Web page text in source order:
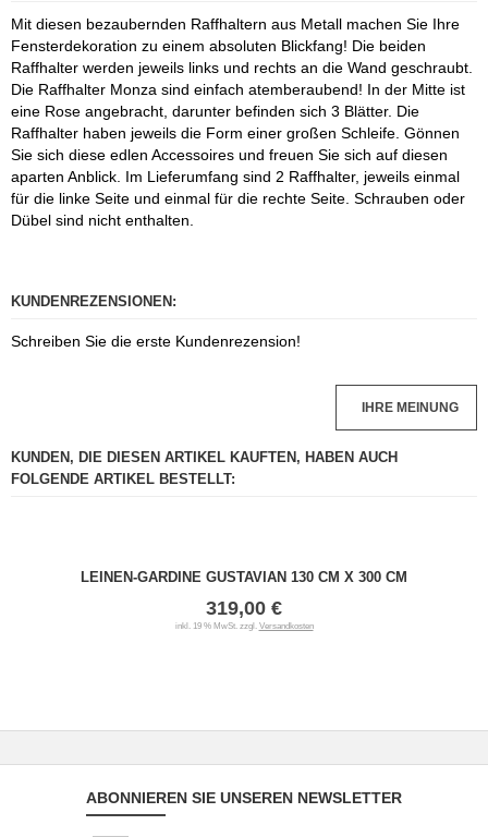
Mit diesen bezaubernden Raffhaltern aus Metall machen Sie Ihre
Fensterdekoration zu einem absoluten Blickfang! Die beiden
Raffhalter werden jeweils links und rechts an die Wand geschraubt.
Die Raffhalter Monza sind einfach atemberaubend! In der Mitte ist
eine Rose angebracht, darunter befinden sich 3 Blätter. Die
Raffhalter haben jeweils die Form einer großen Schleife. Gönnen
Sie sich diese edlen Accessoires und freuen Sie sich auf diesen
aparten Anblick. Im Lieferumfang sind 2 Raffhalter, jeweils einmal
für die linke Seite und einmal für die rechte Seite. Schrauben oder
Dübel sind nicht enthalten.
KUNDENREZENSIONEN:
Schreiben Sie die erste Kundenrezension!
IHRE MEINUNG
KUNDEN, DIE DIESEN ARTIKEL KAUFTEN, HABEN AUCH
FOLGENDE ARTIKEL BESTELLT:
LEINEN-GARDINE GUSTAVIAN 130 CM X 300 CM
319,00 €
inkl. 19 % MwSt. zzgl. Versandkosten
ABONNIEREN SIE UNSEREN NEWSLETTER